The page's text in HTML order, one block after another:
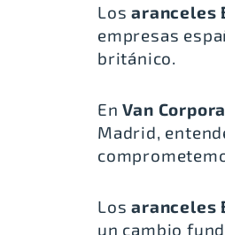
Losaranceles
empresas
británico.
EnVan
Madrid,
Losaranceles
un cambio